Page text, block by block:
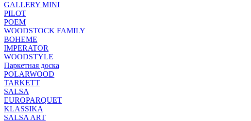
GALLERY MINI
PILOT
POEM
WOODSTOCK FAMILY
BOHEME
IMPERATOR
WOODSTYLE
Паркетная доска
POLARWOOD
TARKETT
SALSA
EUROPARQUET
KLASSIKA
SALSA ART